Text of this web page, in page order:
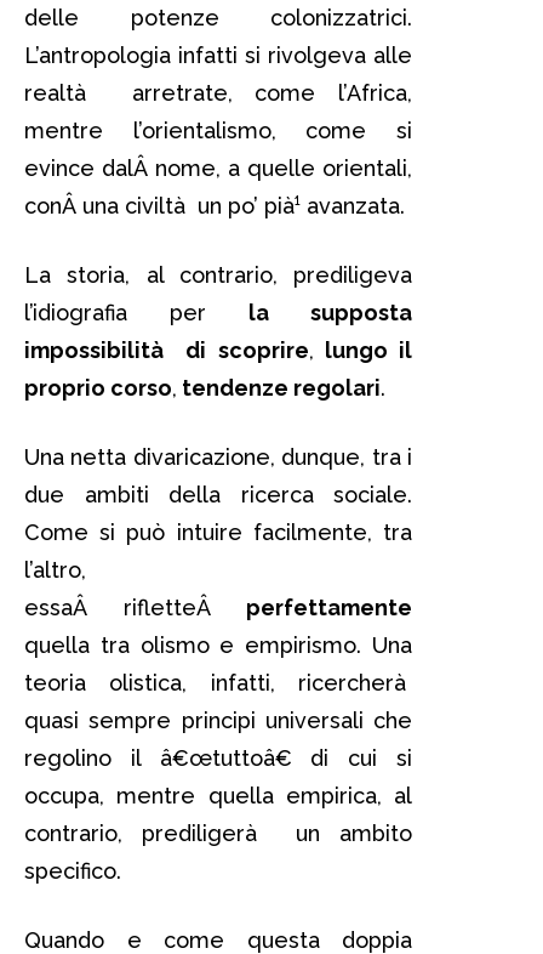
delle potenze colonizzatrici.
L’antropologia infatti si rivolgeva alle
realtà arretrate, come l’Africa,
mentre l’orientalismo, come si
evince dalÂ nome, a quelle orientali,
conÂ una civiltà un po’ pià¹ avanzata.
La storia, al contrario, prediligeva
l’idiografia per la supposta
impossibilità di scoprire, lungo il
proprio corso, tendenze regolari.
Una netta divaricazione, dunque, tra i
due ambiti della ricerca sociale.
Come si può intuire facilmente, tra
l’altro,
essaÂ rifletteÂ perfettamente
quella tra olismo e empirismo. Una
teoria olistica, infatti, ricercherà
quasi sempre principi universali che
regolino il â€œtuttoâ€ di cui si
occupa, mentre quella empirica, al
contrario, prediligerà un ambito
specifico.
Quando e come questa doppia